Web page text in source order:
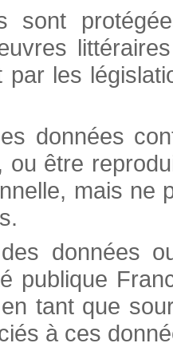
sont
par les
données
ou être
mais ne
données
publique
tant que
à ces